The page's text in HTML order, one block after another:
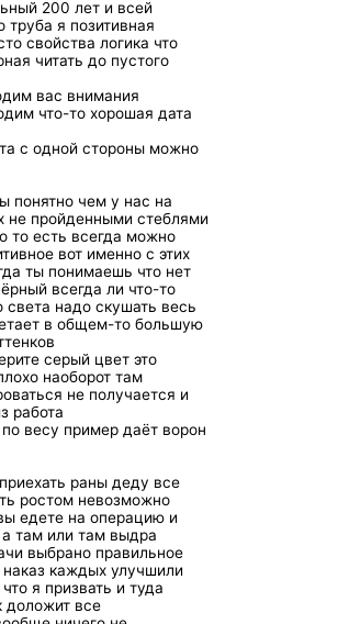
200 лет и всей
труба я позитивная
свойства логика что
читать до пустого
вас внимания
что-то хорошая дата
с одной стороны можно
понятно чем у нас на
не пройденными стеблями
то есть всегда можно
вот именно с этих
ты понимаешь что нет
всегда ли что-то
света надо скушать весь
в общем-то большую
серый цвет это
наоборот там
не получается и
работа
весу пример даёт ворон
раны деду все
ростом невозможно
едете на операцию и
а там или там выдра
выбрано правильное
каждых улучшили
я призвать и туда
доложит все